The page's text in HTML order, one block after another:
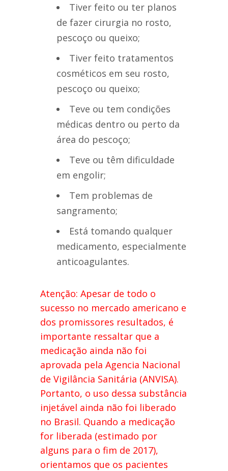
Tiver feito ou ter planos
de fazer cirurgia no rosto,
pescoço ou queixo;
Tiver feito tratamentos
cosméticos em seu rosto,
pescoço ou queixo;
Teve ou tem condições
médicas dentro ou perto da
área do pescoço;
Teve ou têm dificuldade
em engolir;
Tem problemas de
sangramento;
Está tomando qualquer
medicamento, especialmente
anticoagulantes.
Atenção: Apesar de todo o
sucesso no mercado americano e
dos promissores resultados, é
importante ressaltar que a
medicação ainda não foi
aprovada pela Agencia Nacional
de Vigilância Sanitária (ANVISA).
Portanto, o uso dessa substância
injetável ainda não foi liberado
no Brasil. Quando a medicação
for liberada (estimado por
alguns para o fim de 2017),
orientamos que os pacientes